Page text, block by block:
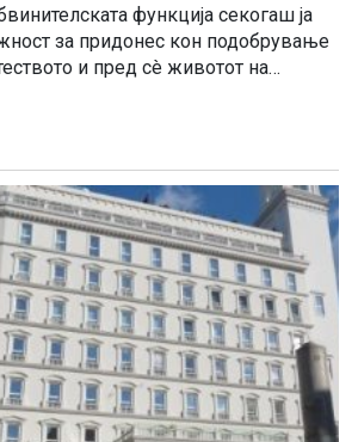
функција секогаш ја
за придонес кон подобрување
и пред сè животот на